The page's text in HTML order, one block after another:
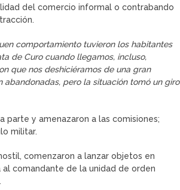
del comercio informal o contrabando
comportamiento tuvieron los habitantes
de Curo cuando llegamos, incluso,
que nos deshiciéramos de una gran
pero la situación tomó un giro
parte y amenazaron a las comisiones;
militar.
comenzaron a lanzar objetos en
comandante de la unidad de orden